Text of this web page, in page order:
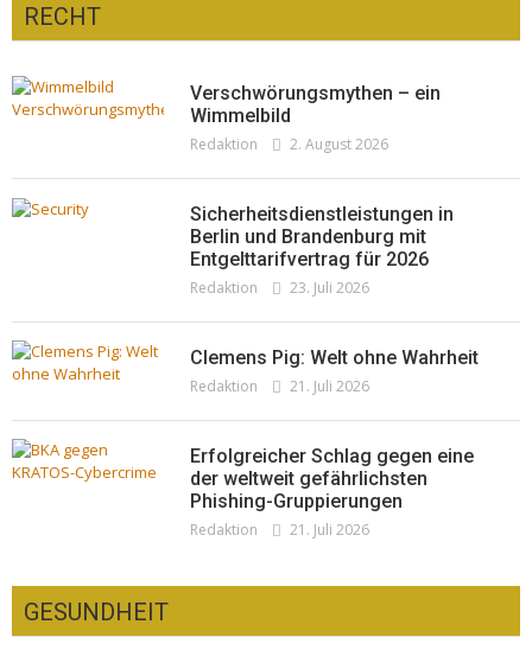
Pepe Jeans London mit Summer Sale und
neuer Kollektion
Redaktion 19. Juli 2026
Woher kommt der Honig? – Neue EU-
Regeln gelten 14. Juni
Redaktion 13. Juni 2026
RECHT
Verschwörungsmythen – ein
Wimmelbild
Redaktion 2. August 2026
Sicherheitsdienstleistungen in
Berlin und Brandenburg mit
Entgelttarifvertrag für 2026
Redaktion 23. Juli 2026
Clemens Pig: Welt ohne Wahrheit
Redaktion 21. Juli 2026
Erfolgreicher Schlag gegen eine
der weltweit gefährlichsten
Phishing-Gruppierungen
Redaktion 21. Juli 2026
GESUNDHEIT